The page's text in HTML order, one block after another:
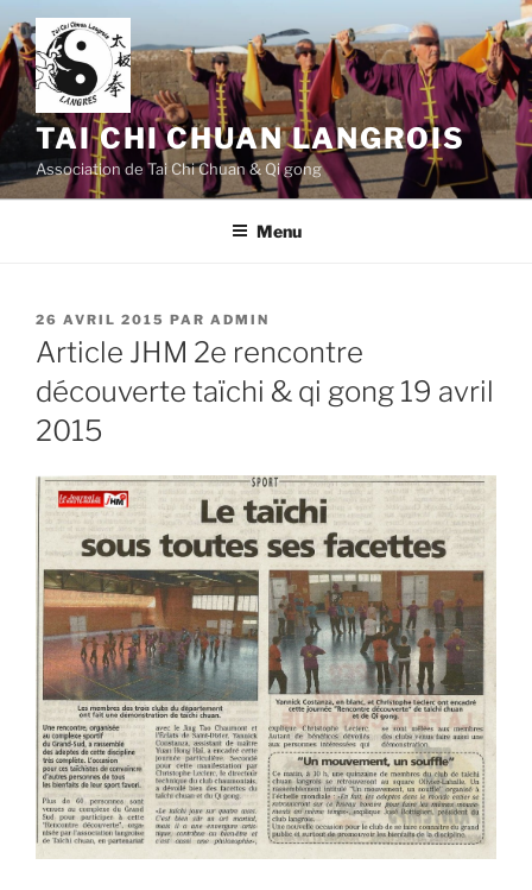
Aller
au
contenu
principal
TAI CHI CHUAN LANGROIS
Association de Tai Chi Chuan & Qi gong
Menu
PUBLIÉ
LE
26 AVRIL 2015 PAR ADMIN
Article JHM 2e rencontre
découverte taïchi & qi gong 19 avril
2015